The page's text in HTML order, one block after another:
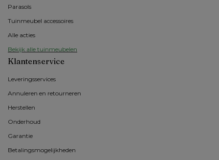
Parasols
Tuinmeubel accessoires
Alle acties
Bekijk alle tuinmeubelen
Klantenservice
Leveringsservices
Annuleren en retourneren
Herstellen
Onderhoud
Garantie
Betalingsmogelijkheden